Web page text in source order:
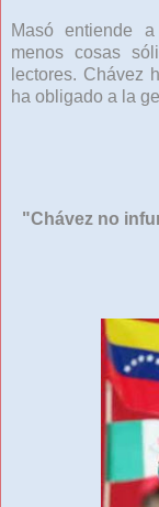
Masó entiende
menos cosas
lectores. Chávez
ha obligado a la
"Chávez no